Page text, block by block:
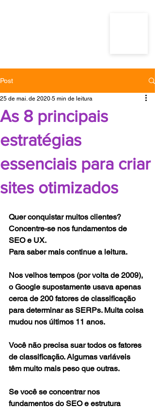
Post
As 8 principais
estratégias
essenciais para criar
sites otimizados
25 de mai. de 2020 5 min de leitura
Quer conquistar muitos clientes?
Concentre-se nos fundamentos de
SEO e UX.
Para saber mais continue a leitura.
Nos velhos tempos (por volta de 2009),
o Google supostamente usava apenas
cerca de 200 fatores de classificação
para determinar as SERPs. Muita coisa
mudou nos últimos 11 anos.
Você não precisa suar todos os fatores
de classificação. Algumas variáveis ​​
têm muito mais peso que outras.
Se você se concentrar nos
fundamentos do SEO e estrutura